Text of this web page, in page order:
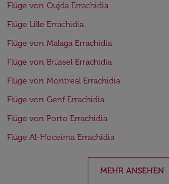
Flüge von Oujda Errachidia
Flüge Lille Errachidia
Flüge von Malaga Errachidia
Flüge von Brüssel Errachidia
Flüge von Montreal Errachidia
Flüge von Genf Errachidia
Flüge von Porto Errachidia
Flüge Al-Hoceima Errachidia
MEHR ANSEHEN